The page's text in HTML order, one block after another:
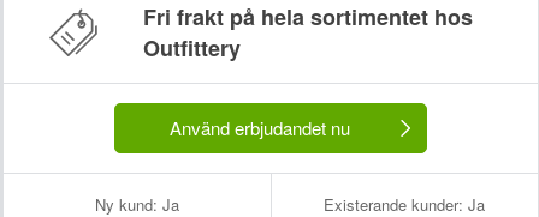
Fri frakt på hela sortimentet hos
Outfittery
Använd erbjudandet nu
Ny kund: Ja Existerande kunder: Ja